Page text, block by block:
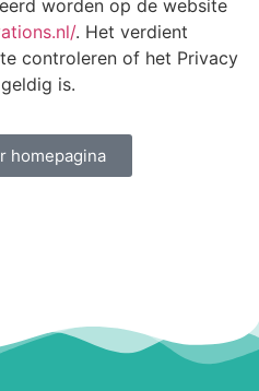
worden op de website
. Het verdient
controleren of het Privacy
is.
homepagina